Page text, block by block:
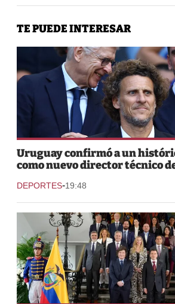
TE PUEDE INTERESAR
Uruguay confirmó a un
como nuevo director técnico
DEPORTES-19:48